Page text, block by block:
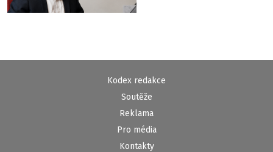
Kodex redakce
Soutěže
Reklama
Pro média
Kontakty